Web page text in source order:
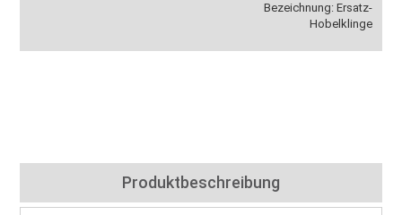
Bezeichnung: Ersatz-
Hobelklinge
Produktbeschreibung